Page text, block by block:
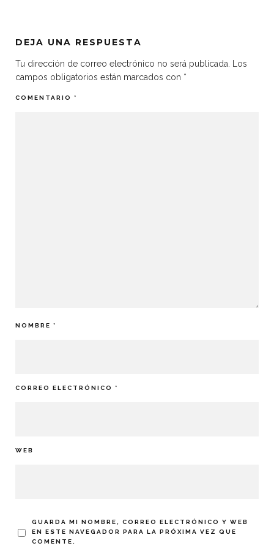
DEJA UNA RESPUESTA
Tu dirección de correo electrónico no será publicada.
Los
campos obligatorios están marcados con *
COMENTARIO *
NOMBRE *
CORREO ELECTRÓNICO *
WEB
GUARDA MI NOMBRE, CORREO ELECTRÓNICO Y WEB
EN ESTE NAVEGADOR PARA LA PRÓXIMA VEZ QUE
COMENTE.